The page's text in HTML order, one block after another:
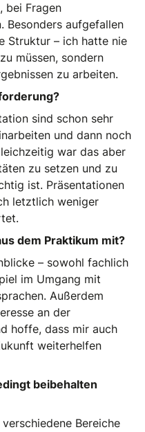
bei Fragen
Besonders aufgefallen
Struktur – ich hatte nie
müssen, sondern
zu arbeiten.
sind schon sehr
und dann noch
war das aber
zu setzen und zu
ist. Präsentationen
letztlich weniger
dem Praktikum mit?
– sowohl fachlich
im Umgang mit
Außerdem
an der
hoffe, dass mir auch
weiterhelfen
beibehalten
Bereiche